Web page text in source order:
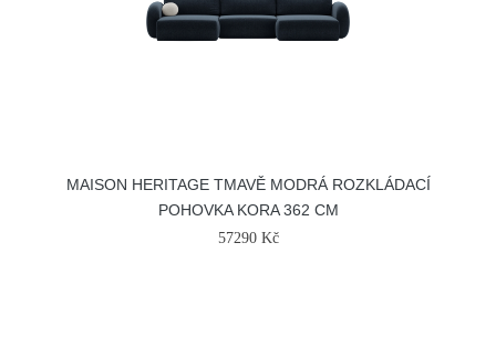
MAISON HERITAGE TMAVĚ MODRÁ ROZKLÁDACÍ
POHOVKA KORA 362 CM
57290 Kč